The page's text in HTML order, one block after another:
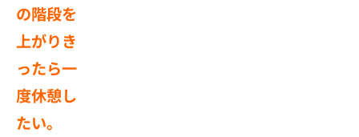
の階段を
上がりき
ったら一
度休憩し
たい。